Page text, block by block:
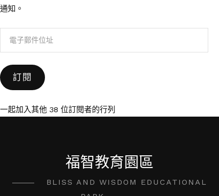
通知。
件
位
訂閱
一起加入其他 38 位訂閱者的行列
福智教育園區
BLISS AND WISDOM EDUCATIONAL